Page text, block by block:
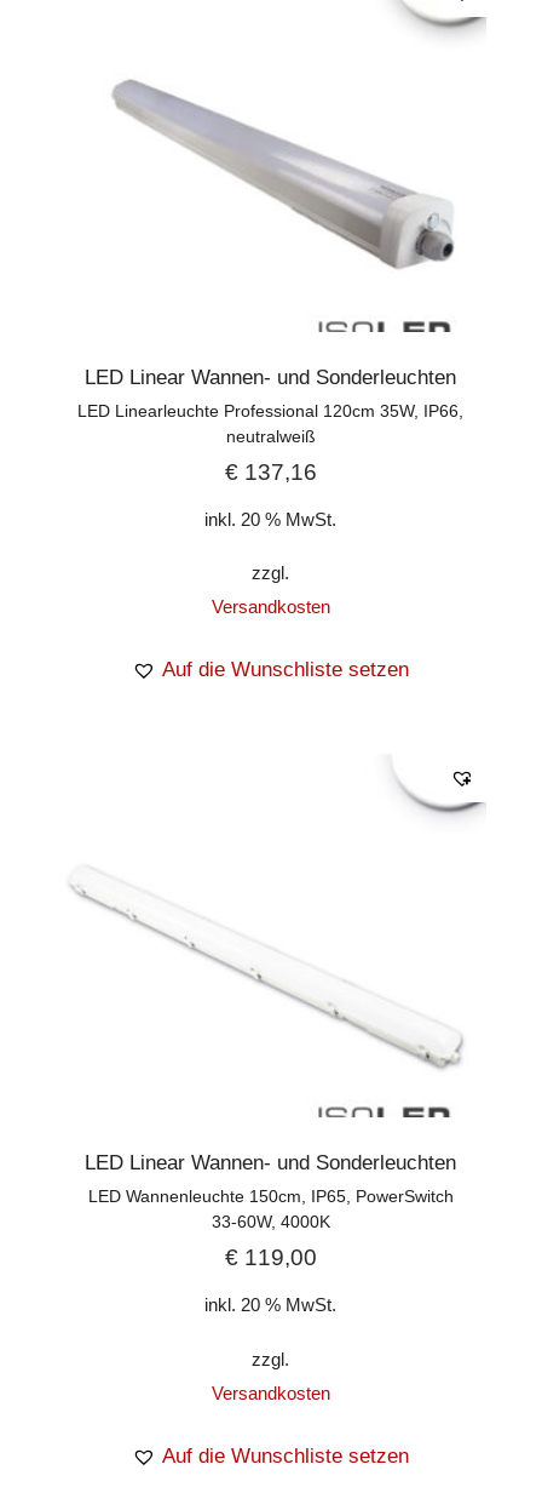
LED Linear Wannen- und Sonderleuchten
LED Linearleuchte Professional 120cm 35W, IP66,
neutralweiß
€137,16
inkl. 20 % MwSt.
zzgl.
Versandkosten
Auf die Wunschliste setzen
LED Linear Wannen- und Sonderleuchten
LED Wannenleuchte 150cm, IP65, PowerSwitch
33-60W, 4000K
€119,00
inkl. 20 % MwSt.
zzgl.
Versandkosten
Auf die Wunschliste setzen